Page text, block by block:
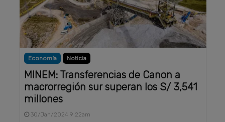
Economía Noticia
MINEM: Transferencias de Canon a
macrorregión sur superan los S/ 3,541
millones
30/Jan/2024 9:22am